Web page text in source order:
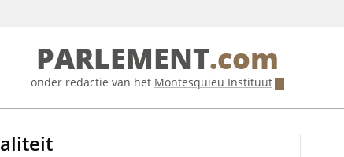
PARLEMENT.com
onder redactie van het Montesquieu Instituut